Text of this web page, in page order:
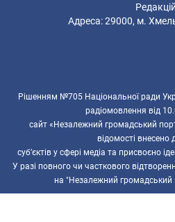
Адреса: 29000, м.
Рішенням №705 Національної ради
радіомовлення від
сайт «Незалежний громадський
відомості внесено
суб’єктів у сфері медіа та присвоєно
У разі повного чи часткового
на "Незалежний громадський